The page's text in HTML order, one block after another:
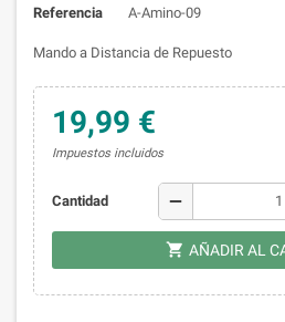
Referencia
A-Amino-09
Mando a Distancia de Repuesto
19,99 €
Impuestos incluidos
Cantidad remove
 AÑADIR AL